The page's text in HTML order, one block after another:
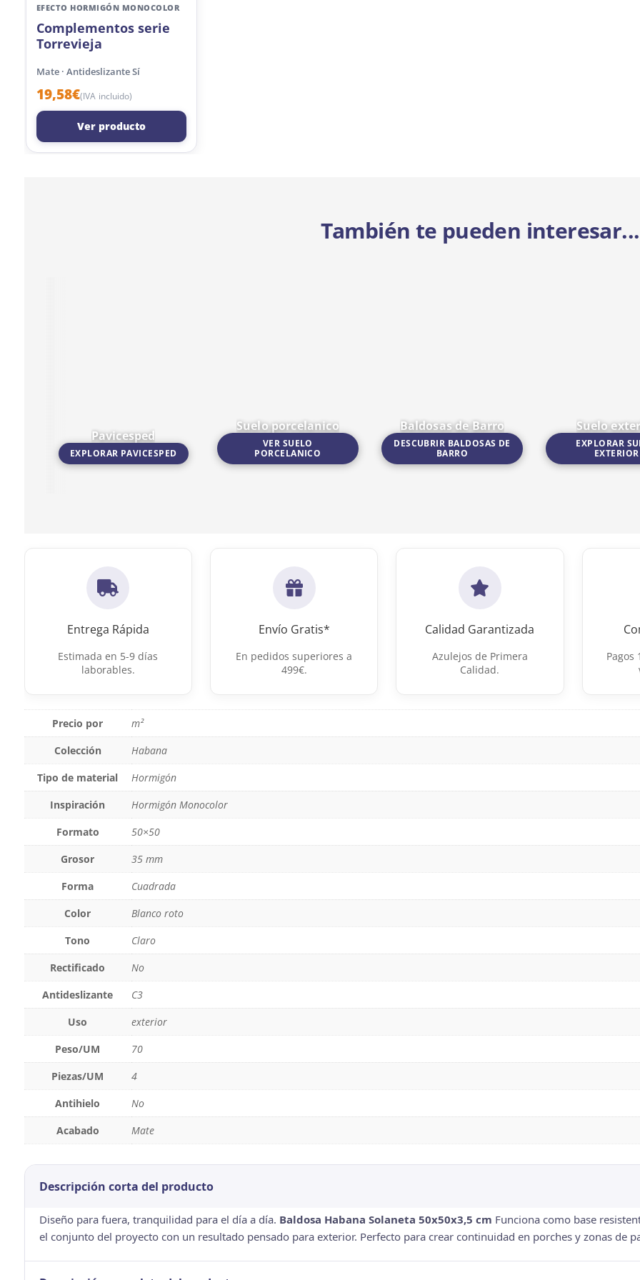
EFECTO HORMIGÓN MONOCOLOR
Complementos serie
Torrevieja
Mate · Antideslizante Sí
19,58€(IVA incluido)
Ver producto
También te pueden interesar...
Pavicesped
EXPLORAR PAVICESPED
Suelo porcelanico
VER SUELO
PORCELANICO
Baldosas de Barro
DESCUBRIR BALDOSAS DE
BARRO
Suelo
EXPLORAR
EXTERIOR
Entrega Rápida
Estimada en 5-9 días
laborables.
Envío Gratis*
En pedidos superiores a
499€.
Calidad Garantizada
Azulejos de Primera
Calidad.
Pagos
Precio por
m²
Colección
Habana
Tipo de material
Hormigón
Inspiración
Hormigón Monocolor
Formato
50×50
Grosor
35 mm
Forma
Cuadrada
Color
Blanco roto
Tono
Claro
Rectificado
No
Antideslizante
C3
Uso
exterior
Peso/UM
70
Piezas/UM
4
Antihielo
No
Acabado
Mate
Descripción corta del producto
Diseño para fuera, tranquilidad para el día a día. Baldosa Habana Solaneta 50x50x3,5 cm Funciona como base
el conjunto del proyecto con un resultado pensado para exterior. Perfecto para crear continuidad en porches y zonas de